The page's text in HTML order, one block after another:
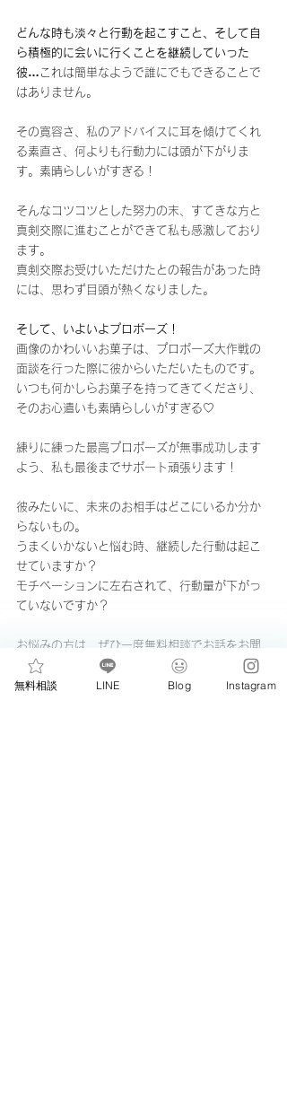
どんな時も淡々と行動を起こすこと、そして自
ら積極的に会いに行くことを継続していった
彼… これは簡単なようで誰にでもできることで
はありません。
その寛容さ、私のアドバイスに耳を傾けてくれ
る素直さ、何よりも行動力には頭が下がりま
す。素晴らしいがすぎる！
そんなコツコツとした努力の末、すてきな方と
真剣交際に進むことができて私も感激しており
ます。
真剣交際お受けいただけたとの報告があった時
には、思わず目頭が熱くなりました。
そして、いよいよプロポーズ！
画像のかわいいお菓子は、プロポーズ大作戦の
面談を行った際に彼からいただいたものです。
いつも何かしらお菓子を持ってきてくださり、
そのお心遣いも素晴らしいがすぎる♡
練りに練った最高プロポーズが無事成功します
よう、私も最後までサポート頑張ります！
彼みたいに、未来のお相手はどこにいるか分か
らないもの。
うまくいかないと悩む時、継続した行動は起こ
せていますか？
モチベーションに左右されて、行動量が下がっ
ていないですか？
お悩みの方は、ぜひ一度無料相談でお話をお聞
かせくださいね。
今年こそ！独身列車から、結婚行きの婚活列車
無料相談 LINE Blog Instagram